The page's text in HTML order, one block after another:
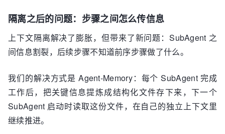
隔离之后的问题：步骤之间怎么传信息
上下文隔离解决了膨胀，但带来了新问题：SubAgent 之
间信息割裂，后续步骤不知道前序步骤做了什么。
我们的解决方式是 Agent-Memory：每个 SubAgent 完成
工作后，把关键信息提炼成结构化文件存下来，下一个
SubAgent 启动时读取这份文件，在自己的独立上下文里
继续推进。